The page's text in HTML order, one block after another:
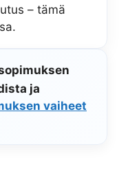
– tämä
ja
vaiheet